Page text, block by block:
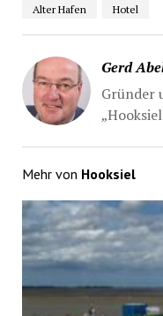
Alter Hafen Hotel
Gerd
Gründer
Mehr von Hooksiel